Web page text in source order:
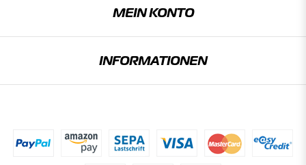
MEIN KONTO
INFORMATIONEN